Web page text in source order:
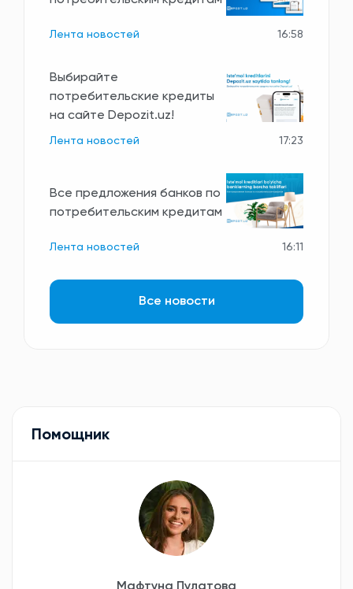
Лента новостей 16:58
Выбирайте
потребительские кредиты
на сайте Depozit.uz!
Лента новостей 17:23
Все предложения банков по
потребительским кредитам
Лента новостей 16:11
Все новости
Помощник